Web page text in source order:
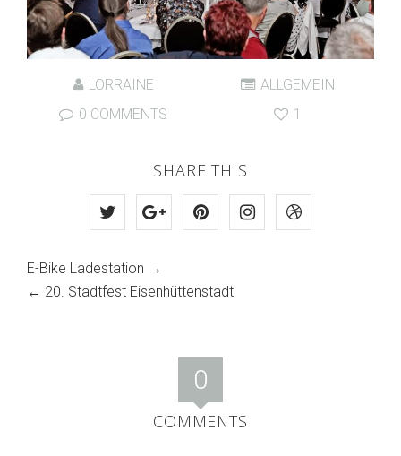
LORRAINE
ALLGEMEIN
0 COMMENTS
1
SHARE THIS
E-Bike Ladestation →
← 20. Stadtfest Eisenhüttenstadt
0
COMMENTS